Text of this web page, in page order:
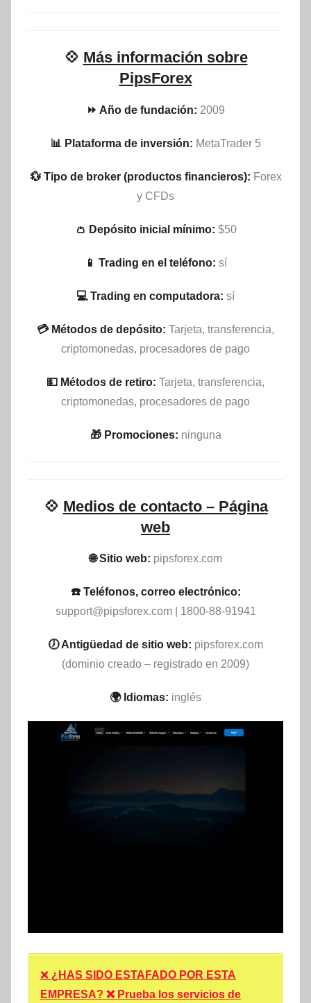
💠 Más información sobre
PipsForex
⏩ Año de fundación: 2009
📊 Plataforma de inversión: MetaTrader 5
💱 Tipo de broker (productos financieros): Forex
y CFDs
👛 Depósito inicial mínimo: $50
📱 Trading en el teléfono: sí
💻 Trading en computadora: sí
💳 Métodos de depósito: Tarjeta, transferencia,
criptomonedas, procesadores de pago
💵​ Métodos de retiro: Tarjeta, transferencia,
criptomonedas, procesadores de pago
🎁 Promociones: ninguna
💠 Medios de contacto – Página
web
🌐 Sitio web: pipsforex.com
☎️ Teléfonos, correo electrónico:
support@pipsforex.com| 1800-88-91941
🕖 Antigüedad de sitio web: pipsforex.com
(dominio creado – registrado en 2009)
🌍 Idiomas: inglés
❌ ¿HAS SIDO ESTAFADO POR ESTA
EMPRESA? ❌ Prueba los servicios de